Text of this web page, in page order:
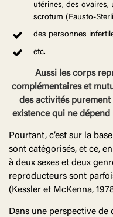
utérines, des
scrotum (Fausto-
des personnes
etc.
Aussi les corps
complémentaires et
des activités
existence qui ne
Pourtant, c’est sur la
sont catégorisés, et ce,
à deux sexes et deux
reproducteurs sont
(Kessler et McKenna,
Dans une perspective de